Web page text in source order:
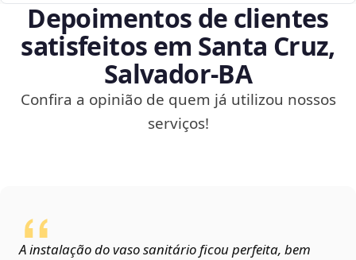
Depoimentos de clientes
satisfeitos em Santa Cruz,
Salvador‑BA
Confira a opinião de quem já utilizou nossos
serviços!
A instalação do vaso sanitário ficou perfeita, bem